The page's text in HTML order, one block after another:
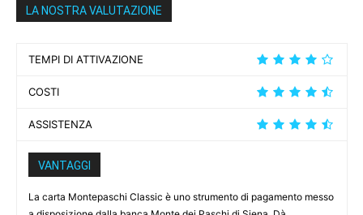
LA NOSTRA VALUTAZIONE
TEMPI DI ATTIVAZIONE
COSTI
ASSISTENZA
VANTAGGI
La carta Montepaschi Classic è uno strumento di pagamento messo